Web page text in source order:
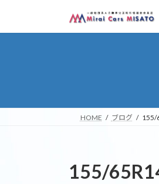
テ
キ
ゲ
に
HOME ブログ 155/
155/